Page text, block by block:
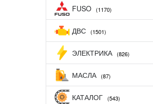
FUSO (1170)
ДВС (1501)
ЭЛЕКТРИКА (826)
МАСЛА (87)
КАТАЛОГ (543)